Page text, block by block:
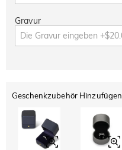
Gravur
Geschenkzubehör Hinzufügen